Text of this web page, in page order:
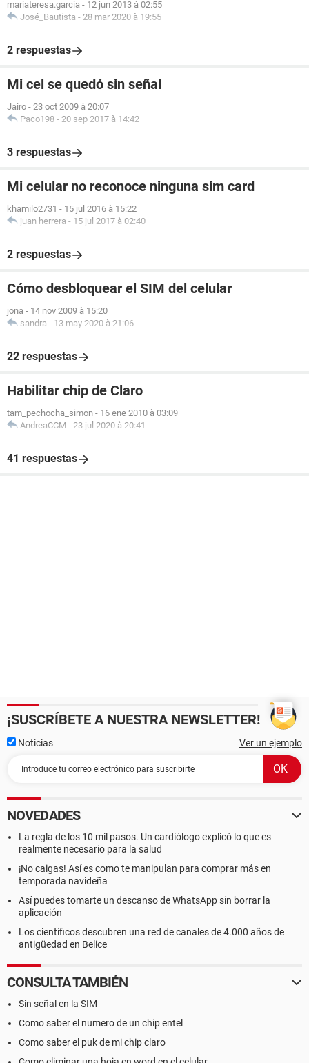
mariateresa.garcia - 12 jun 2013 à 02:55
José_Bautista - 28 mar 2020 à 19:55
2 respuestas
Mi cel se quedó sin señal
Jairo - 23 oct 2009 à 20:07
Paco198 - 20 sep 2017 à 14:42
3 respuestas
Mi celular no reconoce ninguna sim card
khamilo2731 - 15 jul 2016 à 15:22
juan herrera - 15 jul 2017 à 02:40
2 respuestas
Cómo desbloquear el SIM del celular
jona - 14 nov 2009 à 15:20
sandra - 13 may 2020 à 21:06
22 respuestas
Habilitar chip de Claro
tam_pechocha_simon - 16 ene 2010 à 03:09
AndreaCCM - 23 jul 2020 à 20:41
41 respuestas
¡SUSCRÍBETE A NUESTRA NEWSLETTER!
Noticias Ver un ejemplo
NOVEDADES
La regla de los 10 mil pasos. Un cardiólogo explicó lo que es
realmente necesario para la salud
¡No caigas! Así es como te manipulan para comprar más en
temporada navideña
Así puedes tomarte un descanso de WhatsApp sin borrar la
aplicación
Los científicos descubren una red de canales de 4.000 años de
antigüedad en Belice
CONSULTA TAMBIÉN
Sin señal en la SIM
Como saber el numero de un chip entel
Como saber el puk de mi chip claro